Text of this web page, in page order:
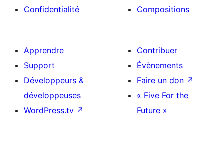
Confidentialité
Compositions
Apprendre
Support
Développeurs &
développeuses
WordPress.tv ↗
Contribuer
Évènements
Faire un don ↗
« Five For the
Future »